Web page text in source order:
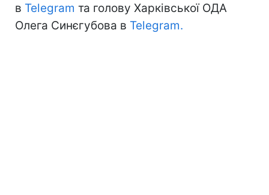
в Telegram та голову Харківської ОДА
Олега Синєгубова в Telegram.